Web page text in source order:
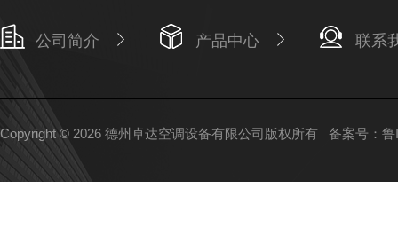
公司简介 产品中心 联系
Copyright © 2026 德州卓达空调设备有限公司版权所有 备案号：